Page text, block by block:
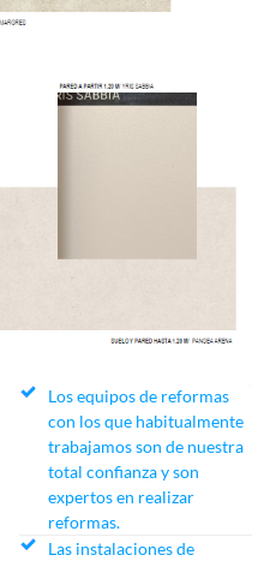
Los equipos de reformas
con los que habitualmente
trabajamos son de nuestra
total confianza y son
expertos en realizar
reformas.
Las instalaciones de